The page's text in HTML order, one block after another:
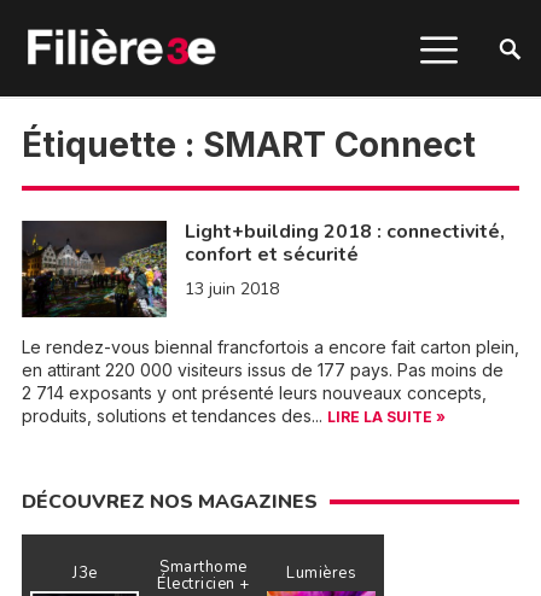
Étiquette : SMART Connect
Light+building 2018 : connectivité,
confort et sécurité
13 juin 2018
Le rendez-vous biennal francfortois a encore fait carton plein,
en attirant 220 000 visiteurs issus de 177 pays. Pas moins de
2 714 exposants y ont présenté leurs nouveaux concepts,
produits, solutions et tendances des... LIRE LA SUITE »
DÉCOUVREZ NOS MAGAZINES
J3e Smarthome
Électricien + Lumières